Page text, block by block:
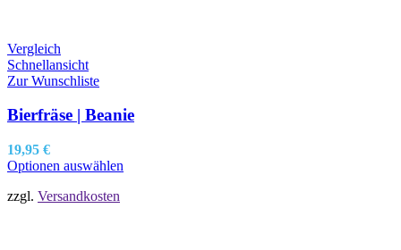
Vergleich
Schnellansicht
Zur Wunschliste
Bierfräse | Beanie
19,95 €
Optionen auswählen
zzgl. Versandkosten